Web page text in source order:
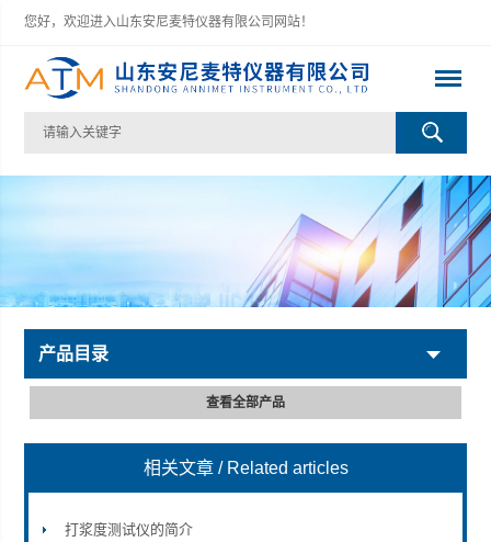
您好，欢迎进入山东安尼麦特仪器有限公司网站！
产品目录
查看全部产品
相关文章 / Related articles
打浆度测试仪的简介